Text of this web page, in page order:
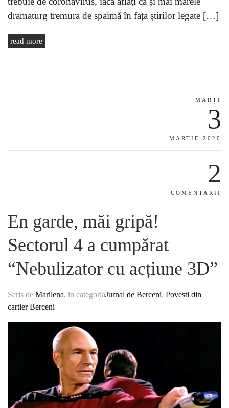
dramaturg tremura de spaimă în fața știrilor legate […]
read more
MARȚI
3
MARTIE 2020
2
COMENTARII
En garde, măi gripă!
Sectorul 4 a cumpărat
“Nebulizator cu acțiune 3D”
Scris de Marilena, in categoriaJurnal de Berceni, Povești din
cartier Berceni